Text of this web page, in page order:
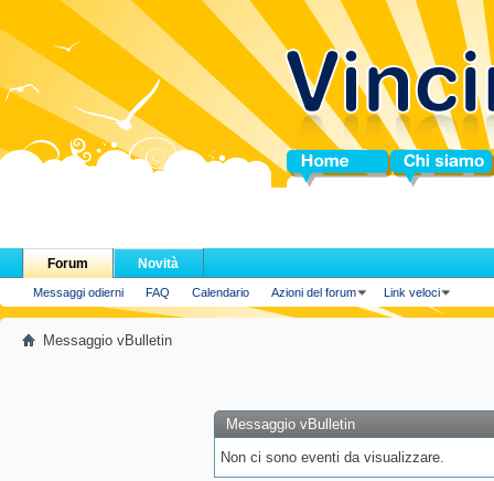
Home Chi siamo
Forum
Messaggi odierni FAQ Calendario Azioni del forum Link veloci
Novità
Messaggio vBulletin
Messaggio vBulletin
Non ci sono eventi da visualizzare.